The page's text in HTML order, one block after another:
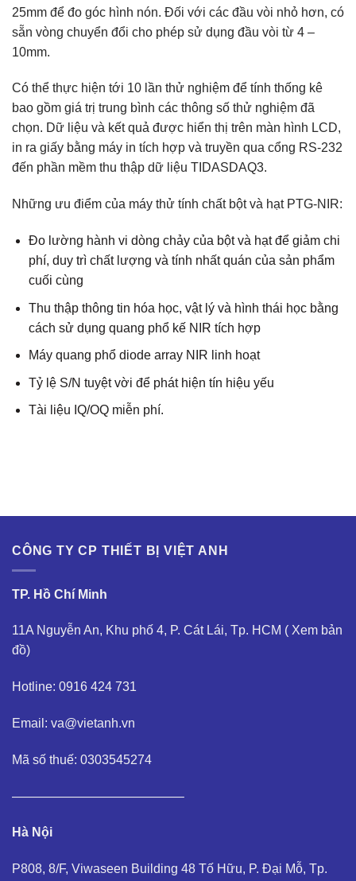
25mm để đo góc hình nón. Đối với các đầu vòi nhỏ hơn, có
sẵn vòng chuyển đổi cho phép sử dụng đầu vòi từ 4 –
10mm.
Có thể thực hiện tới 10 lần thử nghiệm để tính thống kê
bao gồm giá trị trung bình các thông số thử nghiệm đã
chọn. Dữ liệu và kết quả được hiển thị trên màn hình LCD,
in ra giấy bằng máy in tích hợp và truyền qua cổng RS-232
đến phần mềm thu thập dữ liệu TIDASDAQ3.
Những ưu điểm của máy thử tính chất bột và hạt PTG-NIR:
Đo lường hành vi dòng chảy của bột và hạt để giảm chi
phí, duy trì chất lượng và tính nhất quán của sản phẩm
cuối cùng
Thu thập thông tin hóa học, vật lý và hình thái học bằng
cách sử dụng quang phổ kế NIR tích hợp
Máy quang phổ diode array NIR linh hoạt
Tỷ lệ S/N tuyệt vời để phát hiện tín hiệu yếu
Tài liệu IQ/OQ miễn phí.
CÔNG TY CP THIẾT BỊ VIỆT ANH
TP. Hồ Chí Minh
11A Nguyễn An, Khu phố 4, P. Cát Lái, Tp. HCM ( Xem bản
đồ)
Hotline: 0916 424 731
Email: va@vietanh.vn
Mã số thuế: 0303545274
—————————————–
Hà Nội
P808, 8/F, Viwaseen Building 48 Tố Hữu, P. Đại Mỗ, Tp.